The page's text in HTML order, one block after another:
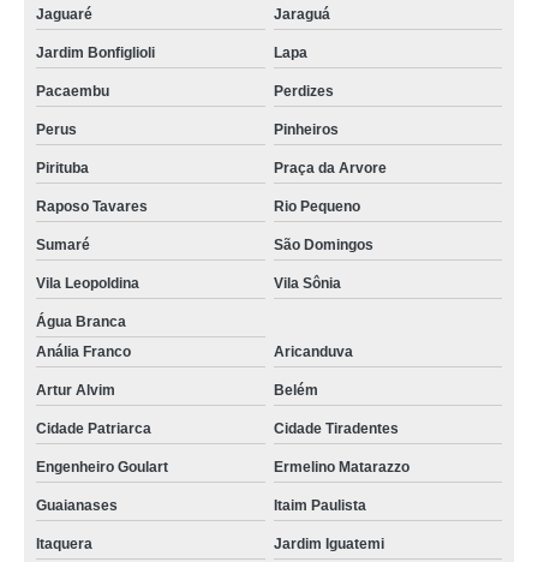
Jaguaré Jaraguá
Jardim Bonfiglioli Lapa
Pacaembu Perdizes
Perus Pinheiros
Pirituba Praça da Arvore
Raposo Tavares Rio Pequeno
Sumaré São Domingos
Vila Leopoldina Vila Sônia
Água Branca
Anália Franco
Aricanduva
Artur Alvim Belém
Cidade Patriarca Cidade Tiradentes
Engenheiro Goulart Ermelino Matarazzo
Guaianases Itaim Paulista
Itaquera Jardim Iguatemi